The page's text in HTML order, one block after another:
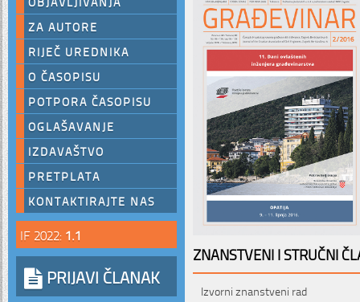
ZA AUTORE
RIJEČ UREDNIKA
O ČASOPISU
POTPORA ČASOPISU
OGLAŠAVANJE
IZDAVAŠTVO
PRETPLATA
KONTAKTIRAJTE NAS
IF 2022: 1.1
PRIJAVI ČLANAK
ZNANSTVENI I STRUČNI
Izvorni znanstveni rad